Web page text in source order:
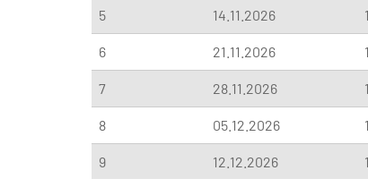
5 14.11.2026
6 21.11.2026
7 28.11.2026
8 05.12.2026
9 12.12.2026